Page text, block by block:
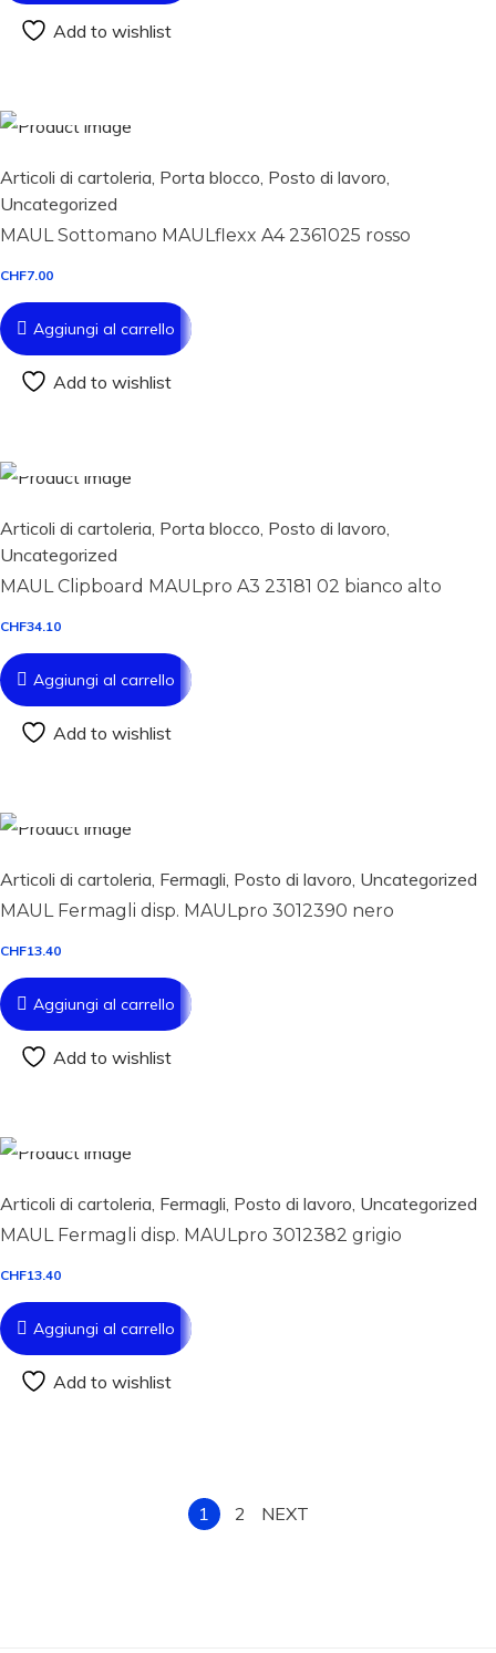
Add to wishlist
Articoli di cartoleria Porta blocco Posto di lavoro
Uncategorized
MAUL Sottomano MAULflexx A4 2361025 rosso
CHF7.00
Aggiungi al carrello
Add to wishlist
Articoli di cartoleria Porta blocco Posto di lavoro
Uncategorized
MAUL Clipboard MAULpro A3 23181 02 bianco alto
CHF34.10
Aggiungi al carrello
Add to wishlist
Articoli di cartoleria Fermagli Posto di lavoro Uncategorized
MAUL Fermagli disp. MAULpro 3012390 nero
CHF13.40
Aggiungi al carrello
Add to wishlist
Articoli di cartoleria Fermagli Posto di lavoro Uncategorized
MAUL Fermagli disp. MAULpro 3012382 grigio
CHF13.40
Aggiungi al carrello
Add to wishlist
1 2 NEXT